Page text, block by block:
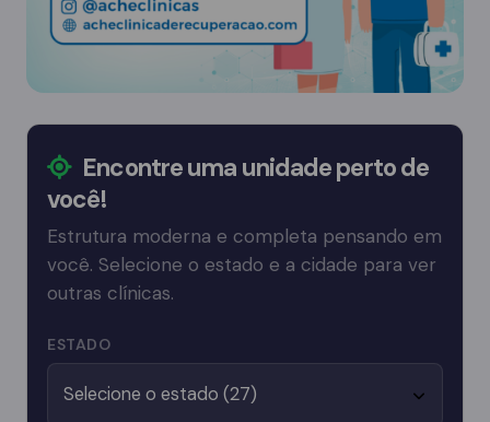
Encontre uma unidade perto de
você!
Estrutura moderna e completa pensando em
você. Selecione o estado e a cidade para ver
outras clínicas.
ESTADO